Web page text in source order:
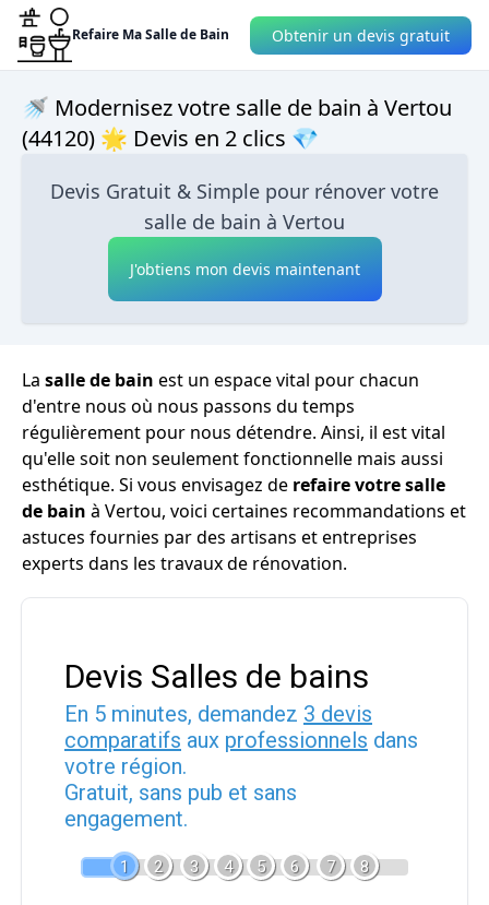
Refaire Ma Salle de Bain Obtenir un devis gratuit
🚿 Modernisez votre salle de bain à Vertou
(44120) 🌟 Devis en 2 clics 💎
Devis Gratuit & Simple pour rénover votre
salle de bain à Vertou
J'obtiens mon devis maintenant
La salle de bain est un espace vital pour chacun
d'entre nous où nous passons du temps
régulièrement pour nous détendre. Ainsi, il est vital
qu'elle soit non seulement fonctionnelle mais aussi
esthétique. Si vous envisagez de refaire votre salle
de bain à Vertou, voici certaines recommandations et
astuces fournies par des artisans et entreprises
experts dans les travaux de rénovation.
Devis Salles de bains
En 5 minutes, demandez 3 devis
comparatifs aux professionnels dans
votre région.
Gratuit, sans pub et sans
engagement.
1 2 3 4 5 6 7 8